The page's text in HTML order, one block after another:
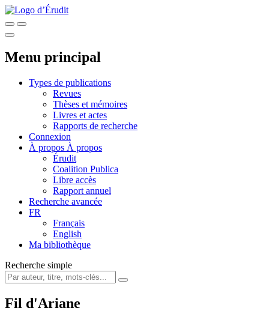
Menu principal
Types de publications
Revues
Thèses et mémoires
Livres et actes
Rapports de recherche
Connexion
À propos À propos
Érudit
Coalition Publica
Libre accès
Rapport annuel
Recherche avancée
FR
Français
English
Ma bibliothèque
Recherche simple
Fil d'Ariane